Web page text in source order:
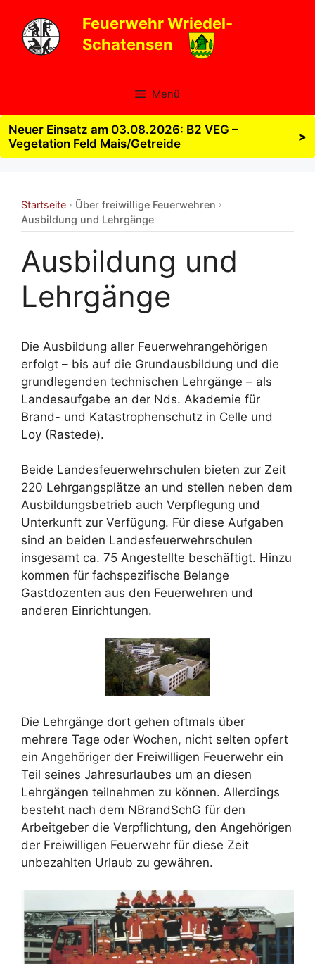
Inhalt
springen
Feuerwehr Wriedel-
Schatensen
Menü
Neuer Einsatz am 03.08.2026: B2 VEG –
Vegetation Feld Mais/Getreide
>
Startseite › Über freiwillige Feuerwehren ›
Ausbildung und Lehrgänge
Ausbildung und
Lehrgänge
Die Ausbildung aller Feuerwehrangehörigen
erfolgt – bis auf die Grundausbildung und die
grundlegenden technischen Lehrgänge – als
Landesaufgabe an der Nds. Akademie für
Brand- und Katastrophenschutz in Celle und
Loy (Rastede).
Beide Landesfeuerwehrschulen bieten zur Zeit
220 Lehrgangsplätze an und stellen neben dem
Ausbildungsbetrieb auch Verpflegung und
Unterkunft zur Verfügung. Für diese Aufgaben
sind an beiden Landesfeuerwehrschulen
insgesamt ca. 75 Angestellte beschäftigt. Hinzu
kommen für fachspezifische Belange
Gastdozenten aus den Feuerwehren und
anderen Einrichtungen.
Die Lehrgänge dort gehen oftmals über
mehrere Tage oder Wochen, nicht selten opfert
ein Angehöriger der Freiwilligen Feuerwehr ein
Teil seines Jahresurlaubes um an diesen
Lehrgängen teilnehmen zu können. Allerdings
besteht nach dem NBrandSchG für den
Arbeitgeber die Verpflichtung, den Angehörigen
der Freiwilligen Feuerwehr für diese Zeit
unbezahlten Urlaub zu gewähren.